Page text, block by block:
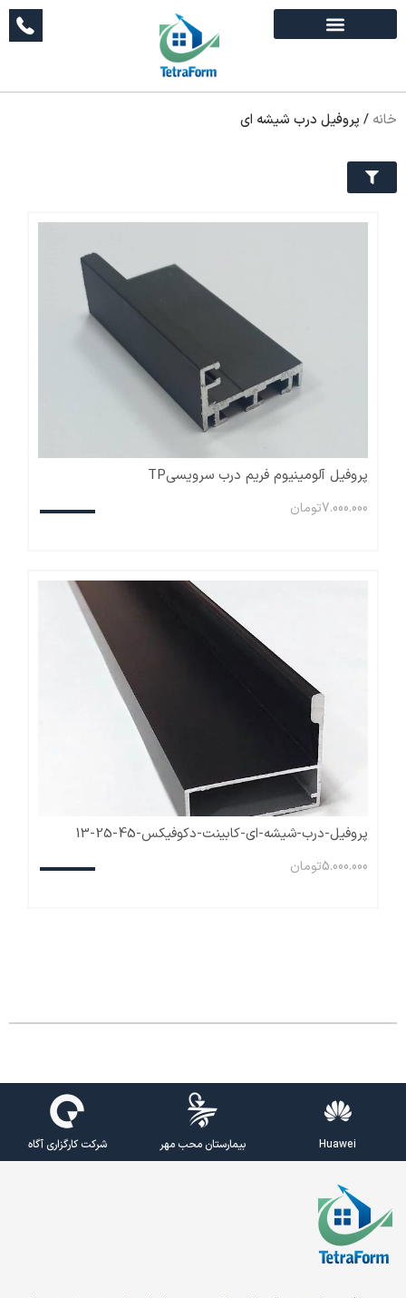
خانه / پروفیل درب شیشه ای
پروفیل آلومینیوم فریم درب سرویسیTP
7.000.000تومان
پروفیل-درب-شیشه-ای-کابینت-دکوفیکس-45-25-13
5.000.000تومان
شرکت کارگزاری آگاه بیمارستان محب مهر Huawei